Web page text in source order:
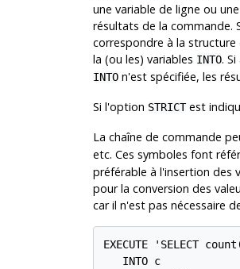
une variable de ligne ou
résultats de la commande.
correspondre à la structure
la (ou les) variables INTO.
INTOn'est spécifiée, les
Si l'option STRICTest
La chaîne de commande
etc. Ces symboles font
préférable à l'insertion des
pour la conversion des
car il n'est pas nécessaire
EXECUTE 'SELECT
   INTO c